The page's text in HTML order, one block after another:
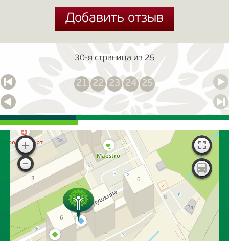
Добавить отзыв
Добавить отзыв
30-я страница из 25
21 22 23 24 25